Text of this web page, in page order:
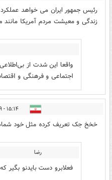
رئیس جمهور ایران می خواهد عملکرد
زندگی و معیشت مردم آمریکا مانند
واقعا این شدت از
اجتماعی و فرهنگی و
۱۵:۱۴ - ۱۴۰۲/۰۶/۲۹
خخخ جک تعریف کرده مثل خود
رضا
فعلابرو دست بایدنو بگیر